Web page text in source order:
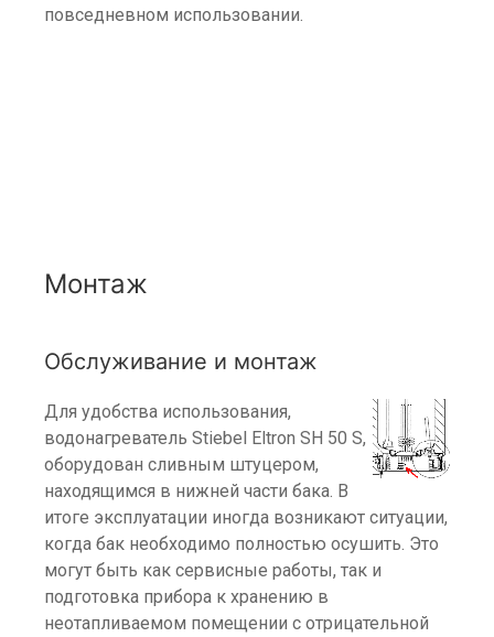
повседневном использовании.
Монтаж
Обслуживание и монтаж
Для удобства использования,
водонагреватель Stiebel Eltron SH 50 S,
оборудован сливным штуцером,
находящимся в нижней части бака. В
итоге эксплуатации иногда возникают ситуации,
когда бак необходимо полностью осушить. Это
могут быть как сервисные работы, так и
подготовка прибора к хранению в
неотапливаемом помещении с отрицательной